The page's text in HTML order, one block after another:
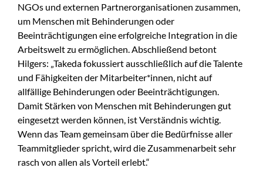
NGOs und externen Partnerorganisationen zusammen,
um Menschen mit Behinderungen oder
Beeinträchtigungen eine erfolgreiche Integration in die
Arbeitswelt zu ermöglichen. Abschließend betont
Hilgers: „Takeda fokussiert ausschließlich auf die Talente
und Fähigkeiten der Mitarbeiter*innen, nicht auf
allfällige Behinderungen oder Beeinträchtigungen.
Damit Stärken von Menschen mit Behinderungen gut
eingesetzt werden können, ist Verständnis wichtig.
Wenn das Team gemeinsam über die Bedürfnisse aller
Teammitglieder spricht, wird die Zusammenarbeit sehr
rasch von allen als Vorteil erlebt.“